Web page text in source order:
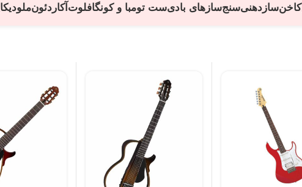
کاخنسازدهنیسنجسازهای بادیست تومبا و کونگافلوت آکاردئونملودیکا